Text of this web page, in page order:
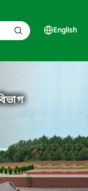
English